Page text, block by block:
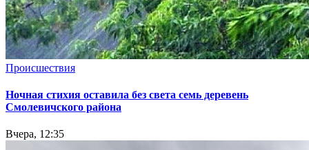
Происшествия
Ночная стихия оставила без света семь деревень
Смолевичского района
Вчера, 12:35